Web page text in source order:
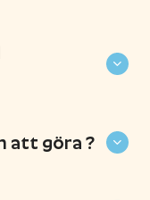
att göra ?